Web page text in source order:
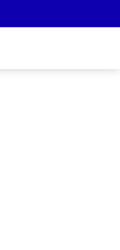
Ke-81 di